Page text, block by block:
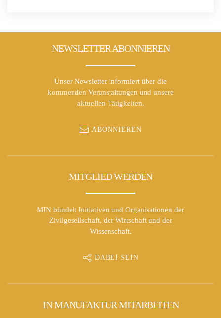
NEWSLETTER ABONNIEREN
Unser Newsletter informiert über die
kommenden Veranstaltungen und unsere
aktuellen Tätigkeiten.
ABONNIEREN
MITGLIED WERDEN
MIN bündelt Initiativen und Organisationen der
Zivilgesellschaft, der Wirtschaft und der
Wissenschaft.
DABEI SEIN
IN MANUFAKTUR MITARBEITEN